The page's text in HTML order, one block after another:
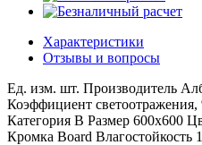
Характеристики
Отзывы и вопросы
Ед. изм. шт. Производитель
Коэффициент светоотражения,
Категория B Размер 600x600
Кромка Board Влагостойкость